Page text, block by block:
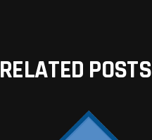
RELATED POSTS